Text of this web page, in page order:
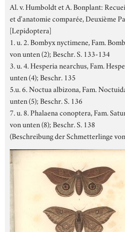
Al. v. Humboldt et A. Bonplant:
et d'anatomie comparée, Deuxième
[Lepidoptera]
1. u. 2. Bombyx nyctimene, Fam.
von unten (2); Beschr. S. 133-134
3. u. 4. Hesperia nearchus, Fam.
unten (4); Beschr. 135
5.u. 6. Noctua albizona, Fam.
unten (5); Beschr. S. 136
7. u. 8. Phalaena conoptera, Fam.
von unten (8); Beschr. S. 138
(Beschreibung der Schmetterlinge